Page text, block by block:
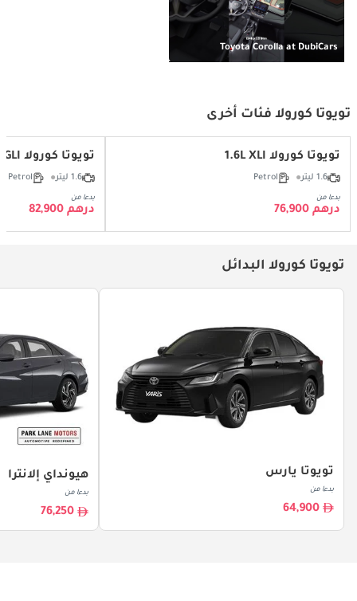
Toyota Corolla at DubiCars
تويوتا كورولا فئات أخرى
تويوتا كورولا 1.6L XLI
1.6 ليتر Petrol
بدءا من
درهم 76,900
تويوتا كورولا 1.6L GLI
1.6 ليتر Petrol
بدءا من
درهم 82,900
تويوتا كورولا البدائل
تويوتا يارس
بدءا من
64,900
هيونداي إلانترا
بدءا من
76,250